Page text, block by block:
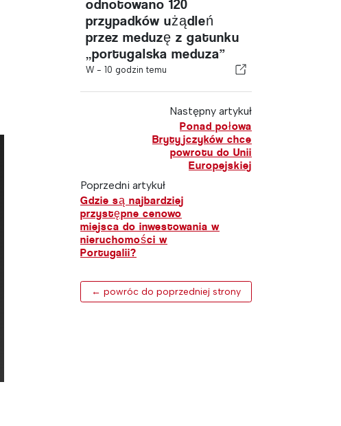
odnotowano 120
przypadków użądleń
przez meduzę z gatunku
„portugalska meduza”
W - 10 godzin temu
Następny artykuł
Ponad połowa
Brytyjczyków chce
powrotu do Unii
Europejskiej
Poprzedni artykuł
Gdzie są najbardziej
przystępne cenowo
miejsca do inwestowania w
nieruchomości w
Portugalii?
← powróc do poprzedniej strony